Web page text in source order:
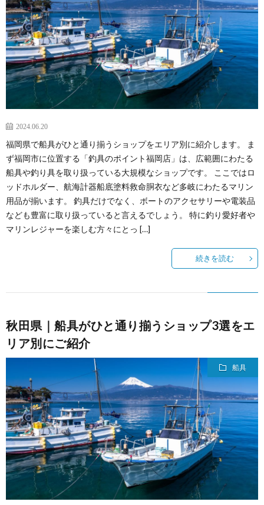
2024.06.20
福岡県で船具がひと通り揃うショップをエリア別に紹介します。 ま
ず福岡市に位置する「釣具のポイント福岡店」は、広範囲にわたる
船具や釣り具を取り扱っている大規模なショップです。 ここではロ
ッドホルダー、航海計器船底塗料救命胴衣など多岐にわたるマリン
用品が揃います。 釣具だけでなく、ボートのアクセサリーや電装品
なども豊富に取り扱っていると言えるでしょう。 特に釣り愛好者や
マリンレジャーを楽しむ方々にとっ […]
続きを読む
秋田県｜船具がひと通り揃うショップ3選をエ
リア別にご紹介
船具